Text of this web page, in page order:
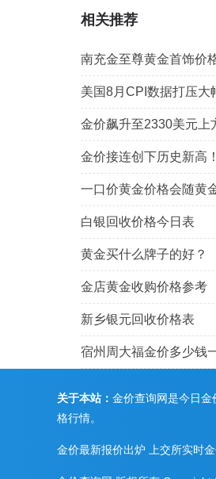
相关推荐
南充金至尊黄金首饰价
美国8月CPI数据打压大
金价飙升至2330美元上
金价接连创下历史新高
一口价黄金价格会随黄
白银回收价格今日表
黄金买什么牌子的好？
金店黄金收购价格参考
新乡银元回收价格表
宿州周大福金价多少钱
关于本站： 金价查询网是今日
格行情。
金价最新报价出炉 上交所实时